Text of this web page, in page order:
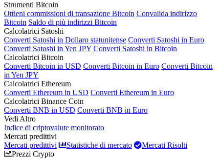
Strumenti Bitcoin
Ottieni commissioni di transazione Bitcoin Convalida indirizzo
Bitcoin Saldo di più indirizzi Bitcoin
Calcolatrici Satoshi
Converti Satoshi in Dollaro statunitense Converti Satoshi in Euro
Converti Satoshi in Yen JPY Converti Satoshi in Bitcoin
Calcolatrici Bitcoin
Converti Bitcoin in USD Converti Bitcoin in Euro Converti Bitcoin
in Yen JPY
Calcolatrici Ethereum
Converti Ethereum in USD Converti Ethereum in Euro
Calcolatrici Binance Coin
Converti BNB in USD Converti BNB in Euro
Vedi Altro
Indice di criptovalute monitorato
Mercati predittivi
Mercati predittivi
Statistiche di mercato
Mercati Risolti
Prezzi Crypto